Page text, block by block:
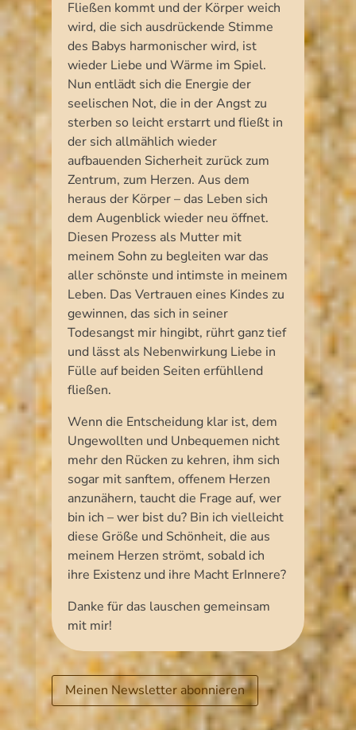
Fließen kommt und der Körper weich
wird, die sich ausdrückende Stimme
des Babys harmonischer wird, ist
wieder Liebe und Wärme im Spiel.
Nun entlädt sich die Energie der
seelischen Not, die in der Angst zu
sterben so leicht erstarrt und fließt in
der sich allmählich wieder
aufbauenden Sicherheit zurück zum
Zentrum, zum Herzen. Aus dem
heraus der Körper – das Leben sich
dem Augenblick wieder neu öffnet.
Diesen Prozess als Mutter mit
meinem Sohn zu begleiten war das
aller schönste und intimste in meinem
Leben. Das Vertrauen eines Kindes zu
gewinnen, das sich in seiner
Todesangst mir hingibt, rührt ganz tief
und lässt als Nebenwirkung Liebe in
Fülle auf beiden Seiten erfühllend
fließen.
Wenn die Entscheidung klar ist, dem
Ungewollten und Unbequemen nicht
mehr den Rücken zu kehren, ihm sich
sogar mit sanftem, offenem Herzen
anzunähern, taucht die Frage auf, wer
bin ich – wer bist du? Bin ich vielleicht
diese Größe und Schönheit, die aus
meinem Herzen strömt, sobald ich
ihre Existenz und ihre Macht ErInnere?
Danke für das lauschen gemeinsam
mit mir!
Meinen Newsletter abonnieren